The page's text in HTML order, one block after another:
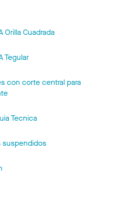
Orilla Cuadrada
Tegular
con corte central para
Tecnica
suspendidos